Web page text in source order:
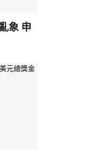
象 申